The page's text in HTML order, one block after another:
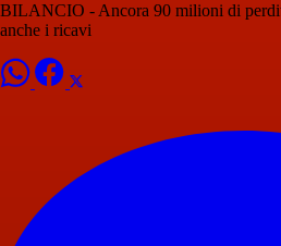
BILANCIO - Ancora 90 milioni di
anche i ricavi